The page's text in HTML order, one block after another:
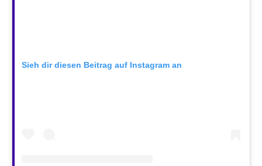
Sieh dir diesen Beitrag auf Instagram an